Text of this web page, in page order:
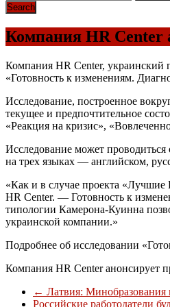
Компания HR Center
Компания HR Center, украинский
«Готовность к изменениям.
Исследование, построенное
текущее и предпочтительное
«Реакция на кризис»,
Исследование может
на трех языках — английском,
«Как и в случае проекта
HR Center. — Готовность к
типологии Камерона-Куинна
украинской компании.»
Подробнее об исследовании
Компания HR Center анонсирует
← Латвия:
Российские работодатели